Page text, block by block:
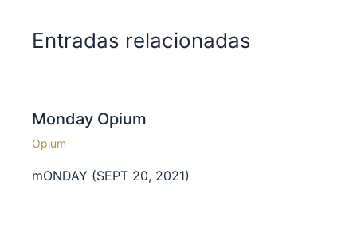
Entradas relacionadas
Monday Opium
Opium
mONDAY (SEPT 20, 2021)